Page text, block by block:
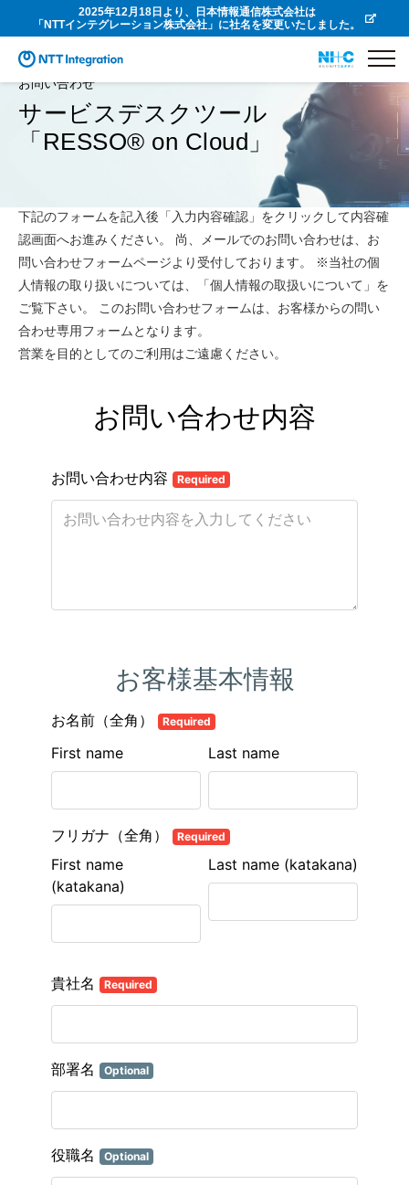
2025年12月18日より、日本情報通信株式会社は
「NTTインテグレーション株式会社」に社名を変更いたしました。
お問い合わせ
サービスデスクツール
「RESSO® on Cloud」
下記のフォームを記入後「入力内容確認」をクリックして内容確
認画面へお進みください。 尚、メールでのお問い合わせは、お
問い合わせフォームページより受付しております。 ※当社の個
人情報の取り扱いについては、「個人情報の取扱いについて」を
ご覧下さい。 このお問い合わせフォームは、お客様からの問い
合わせ専用フォームとなります。
営業を目的としてのご利用はご遠慮ください。